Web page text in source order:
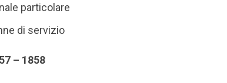
particolare
di servizio
– 1858